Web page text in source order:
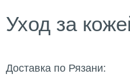
Уход за
Доставка по Рязани: